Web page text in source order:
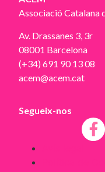
Associació Catalana
Av. Drassanes 3, 3r
08001 Barcelona
(+34) 691 90 13 08
acem@acem.cat
Segueix-nos